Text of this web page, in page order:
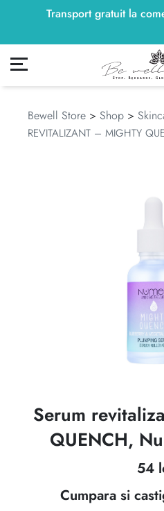
Transport gratuit la
meu
Bewell Store > Shop >
REVITALIZANT – MIGHTY
Serum
QUENCH,
54
Cumpara si